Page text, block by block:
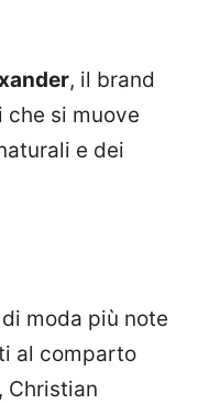
, il brand
si muove
e dei
moda più note
al comparto
Christian